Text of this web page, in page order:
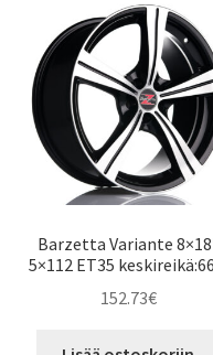
Barzetta Variante
5×112 ET35
152.73€